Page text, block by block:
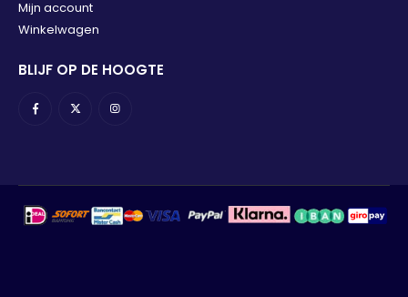
Mijn account
Winkelwagen
BLIJF OP DE HOOGTE